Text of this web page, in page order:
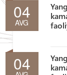
04
AVG
04